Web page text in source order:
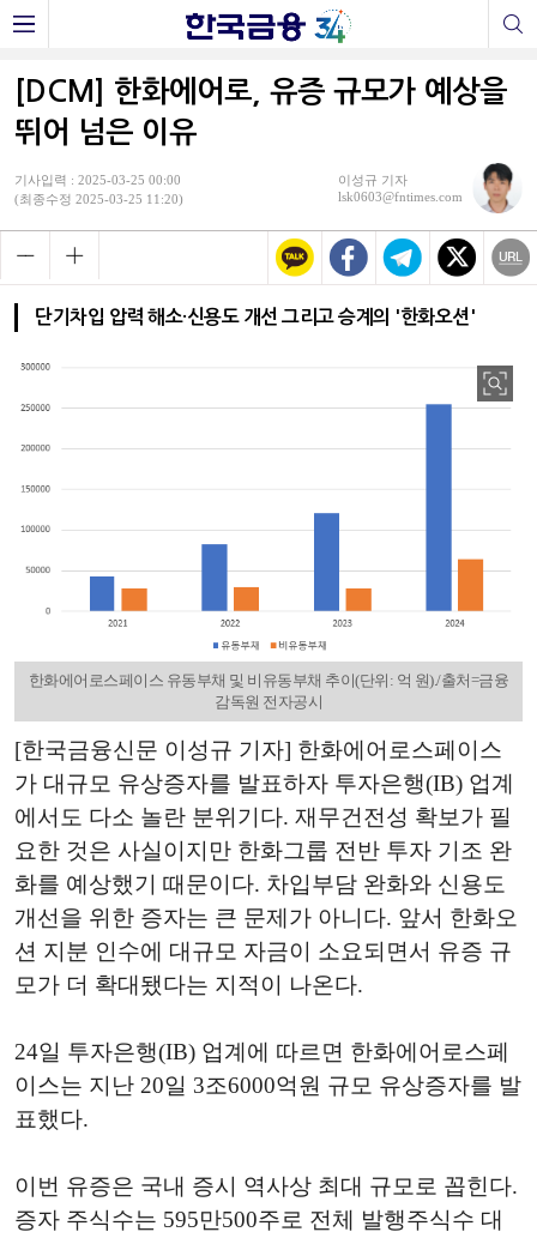
[DCM] 한화에어로, 유증 규모가 예상을
뛰어 넘은 이유
기사입력 : 2025-03-25 00:00
(최종수정 2025-03-25 11:20)
이성규 기자
lsk0603@fntimes.com
단기차입 압력 해소·신용도 개선 그리고 승계의 '한화오션'
한화에어로스페이스 유동부채 및 비유동부채 추이(단위: 억 원)./출처=금융
감독원 전자공시
[한국금융신문 이성규 기자] 한화에어로스페이스
가 대규모 유상증자를 발표하자 투자은행(IB) 업계
에서도 다소 놀란 분위기다. 재무건전성 확보가 필
요한 것은 사실이지만 한화그룹 전반 투자 기조 완
화를 예상했기 때문이다. 차입부담 완화와 신용도
개선을 위한 증자는 큰 문제가 아니다. 앞서 한화오
션 지분 인수에 대규모 자금이 소요되면서 유증 규
모가 더 확대됐다는 지적이 나온다.
24일 투자은행(IB) 업계에 따르면 한화에어로스페
이스는 지난 20일 3조6000억원 규모 유상증자를 발
표했다.
이번 유증은 국내 증시 역사상 최대 규모로 꼽힌다.
증자 주식수는 595만500주로 전체 발행주식수 대